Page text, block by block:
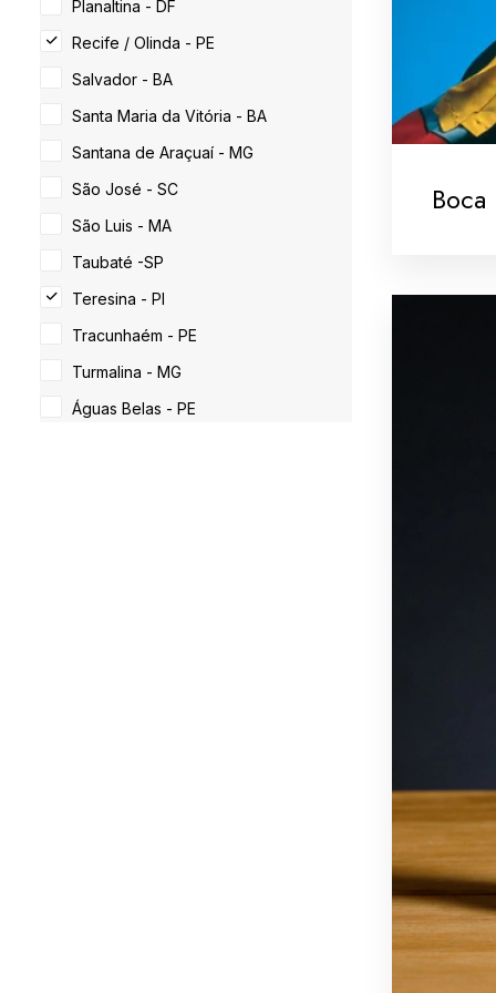
Planaltina - DF
Recife / Olinda - PE
Salvador - BA
Santa Maria da Vitória - BA
Santana de Araçuaí - MG
São José - SC
São Luis - MA
Taubaté -SP
Teresina - PI
Tracunhaém - PE
Turmalina - MG
Águas Belas - PE
Boca